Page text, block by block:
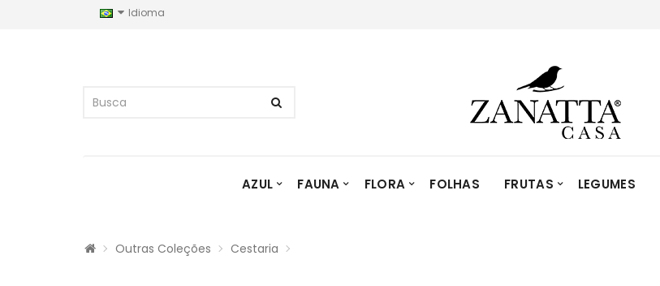
Idioma
AZUL FAUNA FLORA FOLHAS FRUTAS LEGUMES
Outras Coleções Cestaria